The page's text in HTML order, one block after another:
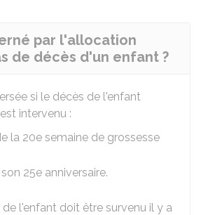
par l'allocation
de décès d'un enfant ?
si le décès de l'enfant
intervenu :
la 20e semaine de grossesse
25e anniversaire.
de l'enfant doit être survenu il y a